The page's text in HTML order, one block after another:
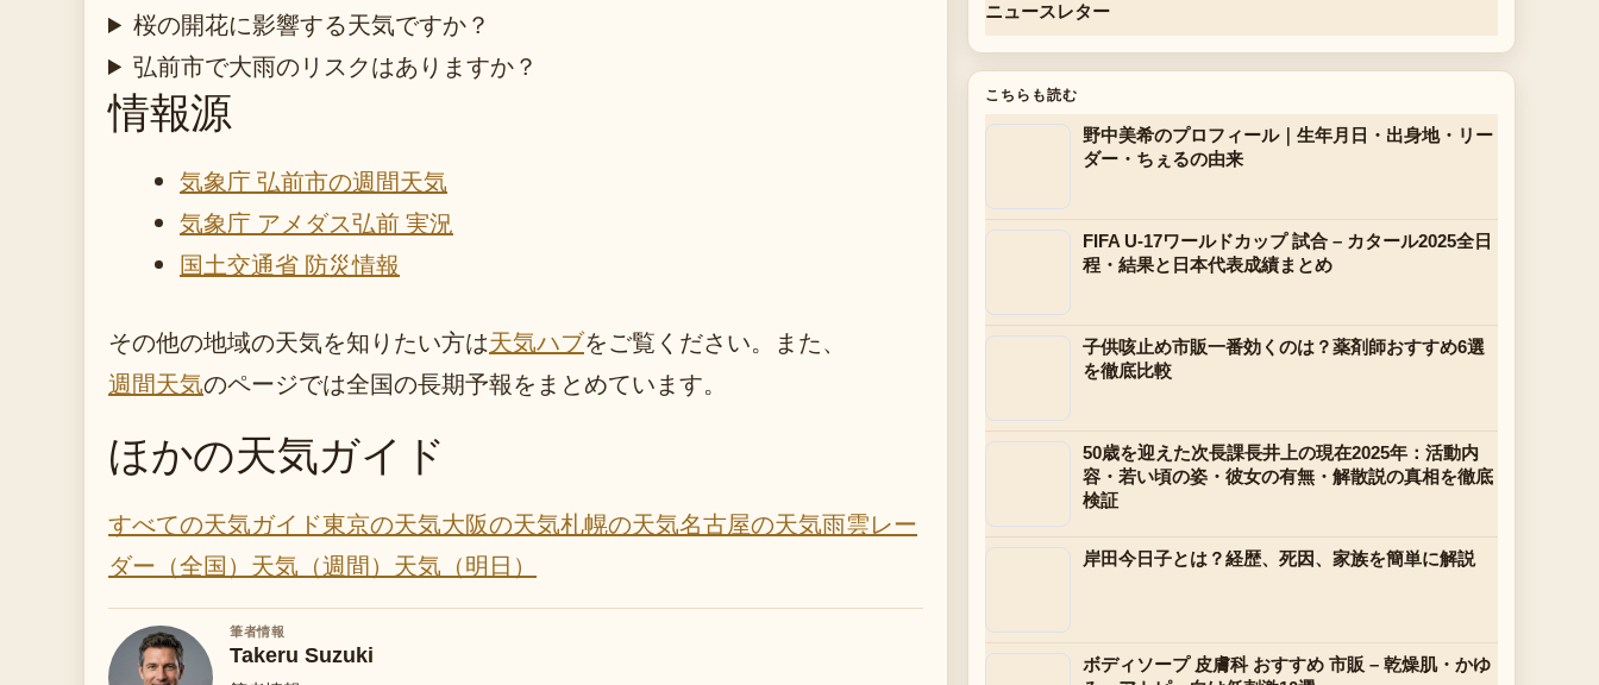
桜の開花に影響する天気ですか？
弘前市で大雨のリスクはありますか？
情報源
気象庁 弘前市の週間天気
気象庁 アメダス弘前 実況
国土交通省 防災情報
その他の地域の天気を知りたい方は天気ハブをご覧ください。また、
週間天気のページでは全国の長期予報をまとめています。
ほかの天気ガイド
すべての天気ガイド東京の天気大阪の天気札幌の天気名古屋の天気雨雲レー
ダー（全国） 天気（週間） 天気（明日）
筆者情報
Takeru Suzuki
ニュースレター
こちらも読む
野中美希のプロフィール｜生年月日・出身地・リー
ダー・ちぇるの由来
FIFA U-17ワールドカップ 試合 – カタール2025全日
程・結果と日本代表成績まとめ
子供咳止め市販一番効くのは？薬剤師おすすめ6選
を徹底比較
50歳を迎えた次長課長井上の現在2025年：活動内
容・若い頃の姿・彼女の有無・解散説の真相を徹底
検証
岸田今日子とは？経歴、死因、家族を簡単に解説
ボディソープ 皮膚科 おすすめ 市販 – 乾燥肌・かゆ